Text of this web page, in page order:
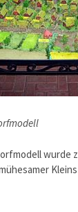
wurde